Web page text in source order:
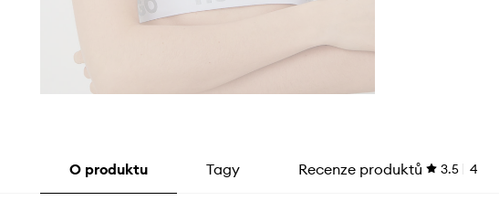
O produktu Tagy Recenze produktů 3.5 4